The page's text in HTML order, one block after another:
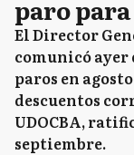
paro para
El Director
comunicó ayer
paros en
descuentos
UDOCBA,
septiembre.